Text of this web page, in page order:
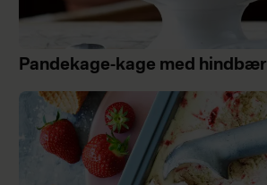
Pandekage-kage med hindbær